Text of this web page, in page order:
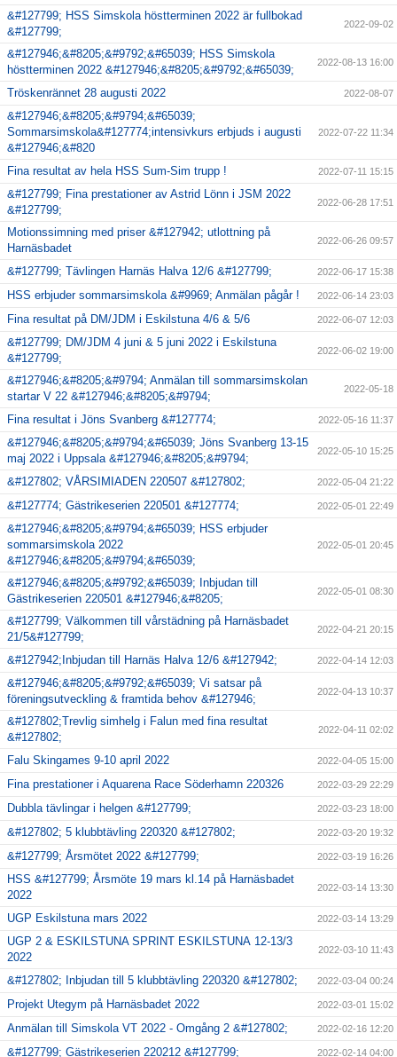
&#127799; HSS Simskola höstterminen 2022 är fullbokad
&#127799;
2022-09-02
&#127946;&#8205;&#9792;&#65039; HSS Simskola
höstterminen 2022 &#127946;&#8205;&#9792;&#65039;
2022-08-13 16:00
Tröskenrännet 28 augusti 2022 2022-08-07
&#127946;&#8205;&#9794;&#65039;
Sommarsimskola&#127774;intensivkurs erbjuds i augusti
&#127946;&#820
2022-07-22 11:34
Fina resultat av hela HSS Sum-Sim trupp ! 2022-07-11 15:15
&#127799; Fina prestationer av Astrid Lönn i JSM 2022
&#127799;
2022-06-28 17:51
Motionssimning med priser &#127942; utlottning på
Harnäsbadet
2022-06-26 09:57
&#127799; Tävlingen Harnäs Halva 12/6 &#127799; 2022-06-17 15:38
HSS erbjuder sommarsimskola &#9969; Anmälan pågår ! 2022-06-14 23:03
Fina resultat på DM/JDM i Eskilstuna 4/6 & 5/6 2022-06-07 12:03
&#127799; DM/JDM 4 juni & 5 juni 2022 i Eskilstuna
&#127799;
2022-06-02 19:00
&#127946;&#8205;&#9794; Anmälan till sommarsimskolan
startar V 22 &#127946;&#8205;&#9794;
2022-05-18
Fina resultat i Jöns Svanberg &#127774; 2022-05-16 11:37
&#127946;&#8205;&#9794;&#65039; Jöns Svanberg 13-15
maj 2022 i Uppsala &#127946;&#8205;&#9794;
2022-05-10 15:25
&#127802; VÅRSIMIADEN 220507 &#127802; 2022-05-04 21:22
&#127774; Gästrikeserien 220501 &#127774; 2022-05-01 22:49
&#127946;&#8205;&#9794;&#65039; HSS erbjuder
sommarsimskola 2022
&#127946;&#8205;&#9794;&#65039;
2022-05-01 20:45
&#127946;&#8205;&#9792;&#65039; Inbjudan till
Gästrikeserien 220501 &#127946;&#8205;
2022-05-01 08:30
&#127799; Välkommen till vårstädning på Harnäsbadet
21/5&#127799;
2022-04-21 20:15
&#127942;Inbjudan till Harnäs Halva 12/6 &#127942; 2022-04-14 12:03
&#127946;&#8205;&#9792;&#65039; Vi satsar på
föreningsutveckling & framtida behov &#127946;
2022-04-13 10:37
&#127802;Trevlig simhelg i Falun med fina resultat
&#127802;
2022-04-11 02:02
Falu Skingames 9-10 april 2022 2022-04-05 15:00
Fina prestationer i Aquarena Race Söderhamn 220326 2022-03-29 22:29
Dubbla tävlingar i helgen &#127799; 2022-03-23 18:00
&#127802; 5 klubbtävling 220320 &#127802; 2022-03-20 19:32
&#127799; Årsmötet 2022 &#127799; 2022-03-19 16:26
HSS &#127799; Årsmöte 19 mars kl.14 på Harnäsbadet
2022
2022-03-14 13:30
UGP Eskilstuna mars 2022 2022-03-14 13:29
UGP 2 & ESKILSTUNA SPRINT ESKILSTUNA 12-13/3
2022
2022-03-10 11:43
&#127802; Inbjudan till 5 klubbtävling 220320 &#127802; 2022-03-04 00:24
Projekt Utegym på Harnäsbadet 2022 2022-03-01 15:02
Anmälan till Simskola VT 2022 - Omgång 2 &#127802; 2022-02-16 12:20
&#127799; Gästrikeserien 220212 &#127799; 2022-02-14 04:00